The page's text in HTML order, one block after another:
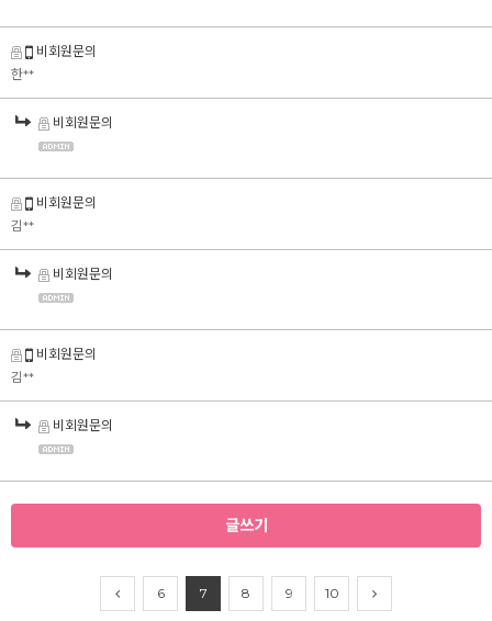
비회원문의
한**
비회원문의
비회원문의
김**
비회원문의
비회원문의
김**
비회원문의
글쓰기
6 7 8 9 10